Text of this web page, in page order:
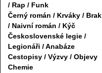
/ Rap / Funk
Černý román / Krváky / Brak
/ Naivní román / Kýč
Československé legie /
Legionáři / Anabáze
Cestopisy / Výzvy / Objevy
Chemie